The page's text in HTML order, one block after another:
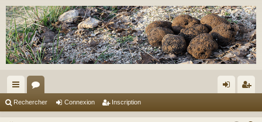
ac
co
or
u ne cri
Rechercher Connexion Inscription